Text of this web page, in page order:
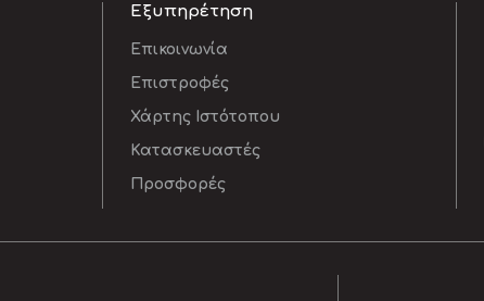
Εξυπηρέτηση
Επικοινωνία
Επιστροφές
Χάρτης Ιστότοπου
Κατασκευαστές
Προσφορές